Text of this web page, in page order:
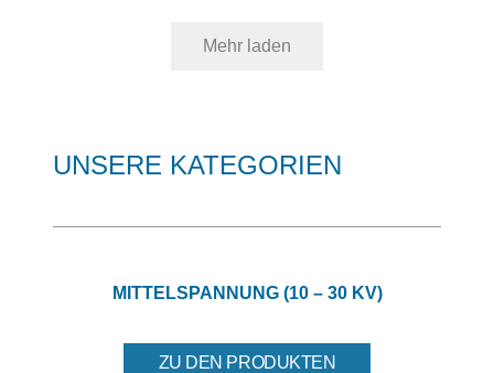
Mehr laden
UNSERE KATEGORIEN
MITTELSPANNUNG (10 – 30 KV)
ZU DEN PRODUKTEN